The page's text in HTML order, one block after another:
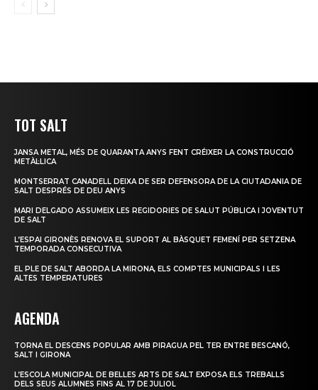
TOT SALT
JANSA METAL, MÉS DE QUARANTA ANYS FENT CRÉIXER LA CONSTRUCCIÓ
METÀL·LICA
MONTSERRAT CANADELL DEIXA DE SER DEFENSORA DE LA CIUTADANIA DE
SALT DESPRÉS DE DEU ANYS
MARI DELGADO ASSUMEIX LES REGIDORIES DE SALUT PÚBLICA I JOVENTUT
DE SALT
L’ESPAI GIRONÈS RENOVA EL SUPORT AL BÀSQUET FEMENÍ PER SETZENA
TEMPORADA CONSECUTIVA
EL PLE DE SALT ABORDA LA MIRONA, ELS COMPTES MUNICIPALS I LES
ALTES TEMPERATURES
AGENDA
TORNA EL DESCENS POPULAR AMB PIRAGUA PEL TER ENTRE BESCANÓ,
SALT I GIRONA
L’ESCOLA MUNICIPAL DE BELLES ARTS DE SALT EXPOSA ELS TREBALLS
DELS SEUS ALUMNES FINS AL 17 DE JULIOL